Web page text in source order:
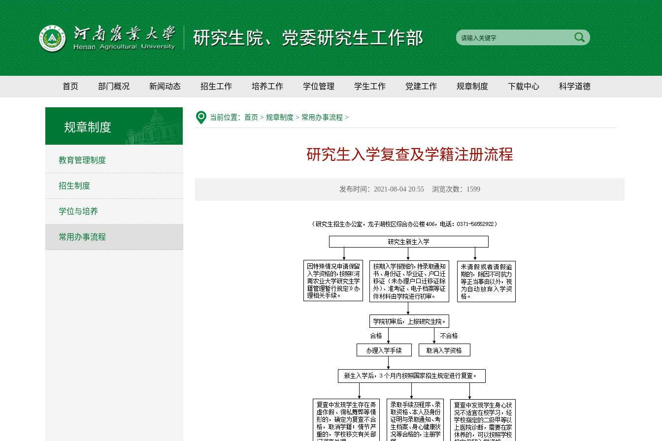
首页 部门概况 新闻动态 招生工作 培养工作 学位管理 学生工作 党建工作 规章制度 下载中心 科学道德
规章制度
教育管理制度
招生制度
学位与培养
常用办事流程
当前位置： 首页 > 规章制度 > 常用办事流程 >
研究生入学复查及学籍注册流程
发布时间：2021-08-04 20:55 浏览次数： 1599